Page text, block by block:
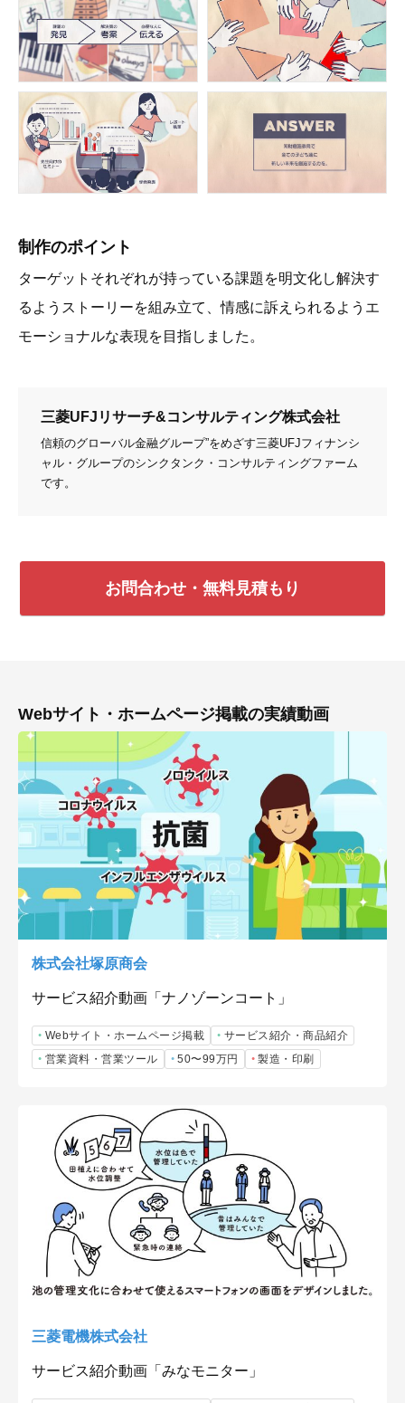
制作のポイント
ターゲットそれぞれが持っている課題を明文化し解決す
るようストーリーを組み立て、情感に訴えられるようエ
モーショナルな表現を目指しました。
三菱UFJリサーチ&コンサルティング株式会社
信頼のグローバル金融グループ”をめざす三菱UFJフィナンシ
ャル・グループのシンクタンク・コンサルティングファーム
です。
お問合わせ・無料見積もり
Webサイト・ホームページ掲載の実績動画
株式会社塚原商会
サービス紹介動画「ナノゾーンコート」
Webサイト・ホームページ掲載
サービス紹介・商品紹介
営業資料・営業ツール
50〜99万円 製造・印刷
三菱電機株式会社
サービス紹介動画「みなモニター」